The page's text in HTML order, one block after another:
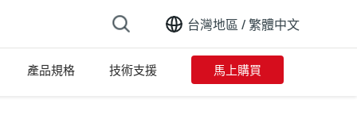
台灣地區 /繁體中文
產品規格 技術支援 馬上購買